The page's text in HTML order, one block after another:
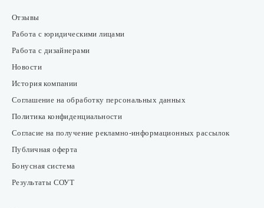
Отзывы
Работа с юридическими лицами
Работа с дизайнерами
Новости
История компании
Соглашение на обработку персональных данных
Политика конфиденциальности
Согласие на получение рекламно-информационных рассылок
Публичная оферта
Бонусная система
Результаты СОУТ